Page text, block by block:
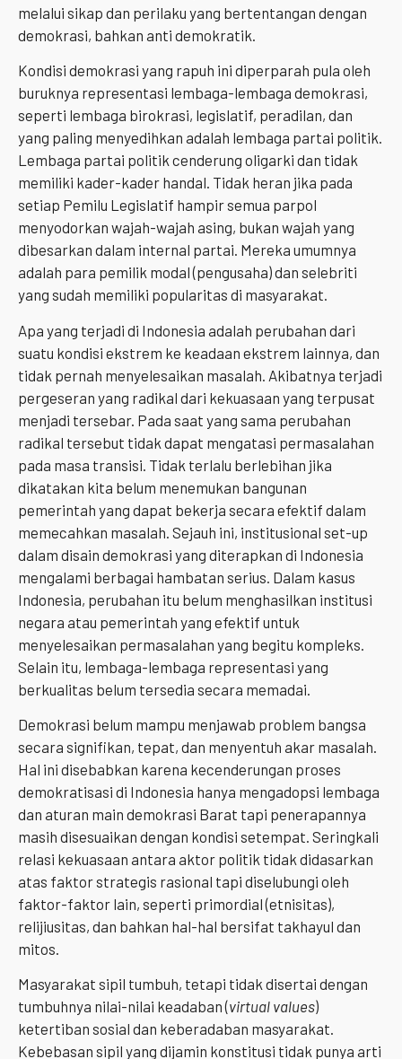
melalui sikap dan perilaku yang bertentangan dengan
demokrasi, bahkan anti demokratik.
Kondisi demokrasi yang rapuh ini diperparah pula oleh
buruknya representasi lembaga-lembaga demokrasi,
seperti lembaga birokrasi, legislatif, peradilan, dan
yang paling menyedihkan adalah lembaga partai politik.
Lembaga partai politik cenderung oligarki dan tidak
memiliki kader-kader handal. Tidak heran jika pada
setiap Pemilu Legislatif hampir semua parpol
menyodorkan wajah-wajah asing, bukan wajah yang
dibesarkan dalam internal partai. Mereka umumnya
adalah para pemilik modal (pengusaha) dan selebriti
yang sudah memiliki popularitas di masyarakat.
Apa yang terjadi di Indonesia adalah perubahan dari
suatu kondisi ekstrem ke keadaan ekstrem lainnya, dan
tidak pernah menyelesaikan masalah. Akibatnya terjadi
pergeseran yang radikal dari kekuasaan yang terpusat
menjadi tersebar. Pada saat yang sama perubahan
radikal tersebut tidak dapat mengatasi permasalahan
pada masa transisi. Tidak terlalu berlebihan jika
dikatakan kita belum menemukan bangunan
pemerintah yang dapat bekerja secara efektif dalam
memecahkan masalah. Sejauh ini, institusional set-up
dalam disain demokrasi yang diterapkan di Indonesia
mengalami berbagai hambatan serius. Dalam kasus
Indonesia, perubahan itu belum menghasilkan institusi
negara atau pemerintah yang efektif untuk
menyelesaikan permasalahan yang begitu kompleks.
Selain itu, lembaga-lembaga representasi yang
berkualitas belum tersedia secara memadai.
Demokrasi belum mampu menjawab problem bangsa
secara signifikan, tepat, dan menyentuh akar masalah.
Hal ini disebabkan karena kecenderungan proses
demokratisasi di Indonesia hanya mengadopsi lembaga
dan aturan main demokrasi Barat tapi penerapannya
masih disesuaikan dengan kondisi setempat. Seringkali
relasi kekuasaan antara aktor politik tidak didasarkan
atas faktor strategis rasional tapi diselubungi oleh
faktor-faktor lain, seperti primordial (etnisitas),
relijiusitas, dan bahkan hal-hal bersifat takhayul dan
mitos.
Masyarakat sipil tumbuh, tetapi tidak disertai dengan
tumbuhnya nilai-nilai keadaban (virtual values)
ketertiban sosial dan keberadaban masyarakat.
Kebebasan sipil yang dijamin konstitusi tidak punya arti